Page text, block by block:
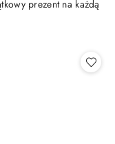
prezent na każdą